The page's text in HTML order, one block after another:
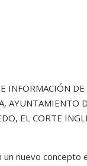
INFORMACIÓN DE
AYUNTAMIENTO
EL CORTE
nuevo concepto